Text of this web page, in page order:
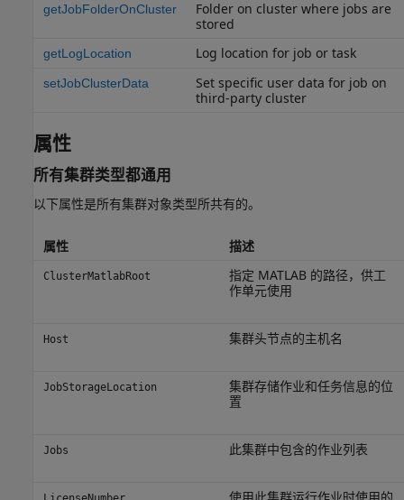
getJobFolderOnCluster
Folder on cluster where jobs are
stored
getLogLocation Log location for job or task
setJobClusterData
Set specific user data for job on
third-party cluster
属性
所有集群类型都通用
以下属性是所有集群对象类型所共有的。
属性 描述
ClusterMatlabRoot
指定 MATLAB 的路径，供工
作单元使用
Host 集群头节点的主机名
JobStorageLocation
集群存储作业和任务信息的位
置
Jobs 此集群中包含的作业列表
使用此集群运行作业时使用的